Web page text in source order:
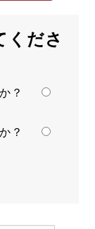
くださ
か？
か？